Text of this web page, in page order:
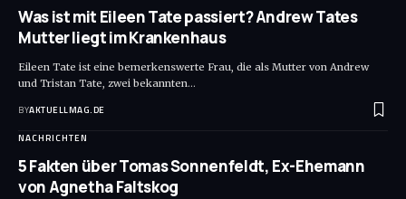
Was ist mit Eileen Tate passiert? Andrew Tates
Mutter liegt im Krankenhaus
Eileen Tate ist eine bemerkenswerte Frau, die als Mutter von Andrew
und Tristan Tate, zwei bekannten…
BYAKTUELLMAG.DE
NACHRICHTEN
5 Fakten über Tomas Sonnenfeldt, Ex-Ehemann
von Agnetha Faltskog